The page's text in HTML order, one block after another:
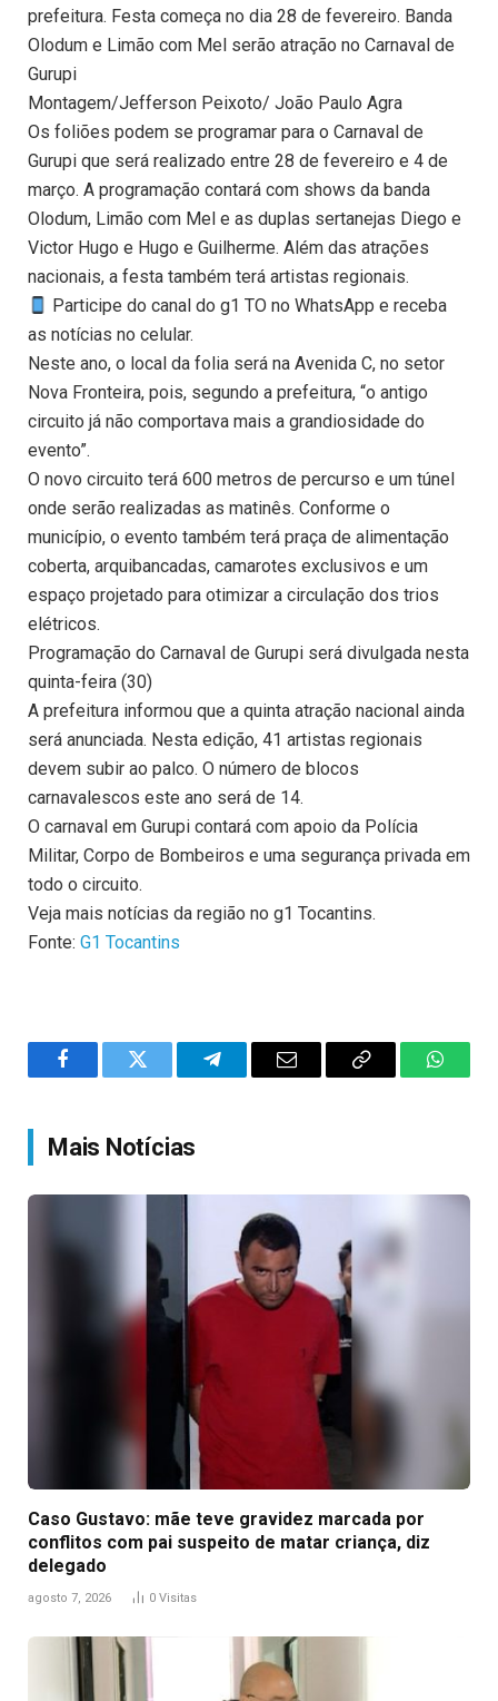
prefeitura. Festa começa no dia 28 de fevereiro. Banda
Olodum e Limão com Mel serão atração no Carnaval de
Gurupi
Montagem/Jefferson Peixoto/ João Paulo Agra
Os foliões podem se programar para o Carnaval de
Gurupi que será realizado entre 28 de fevereiro e 4 de
março. A programação contará com shows da banda
Olodum, Limão com Mel e as duplas sertanejas Diego e
Victor Hugo e Hugo e Guilherme. Além das atrações
nacionais, a festa também terá artistas regionais.
Participe do canal do g1 TO no WhatsApp e receba
as notícias no celular.
Neste ano, o local da folia será na Avenida C, no setor
Nova Fronteira, pois, segundo a prefeitura, “o antigo
circuito já não comportava mais a grandiosidade do
evento”.
O novo circuito terá 600 metros de percurso e um túnel
onde serão realizadas as matinês. Conforme o
município, o evento também terá praça de alimentação
coberta, arquibancadas, camarotes exclusivos e um
espaço projetado para otimizar a circulação dos trios
elétricos.
Programação do Carnaval de Gurupi será divulgada nesta
quinta-feira (30)
A prefeitura informou que a quinta atração nacional ainda
será anunciada. Nesta edição, 41 artistas regionais
devem subir ao palco. O número de blocos
carnavalescos este ano será de 14.
O carnaval em Gurupi contará com apoio da Polícia
Militar, Corpo de Bombeiros e uma segurança privada em
todo o circuito.
Veja mais notícias da região no g1 Tocantins.
Fonte: G1 Tocantins
FacebookTwitter TelegramEmail
Copy
Mais Notícias
Caso Gustavo: mãe teve gravidez marcada por
conflitos com pai suspeito de matar criança, diz
delegado
agosto 7, 2026 0 Visitas